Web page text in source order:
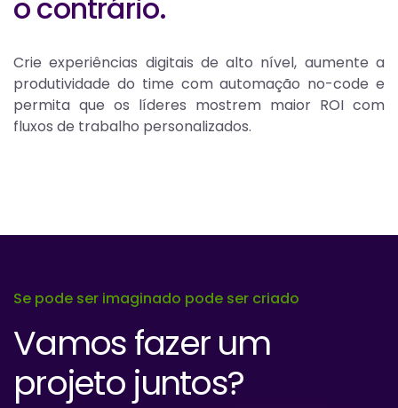
o contrário.
Crie experiências digitais de alto nível, aumente a
produtividade do time com automação no-code e
permita que os líderes mostrem maior ROI com
fluxos de trabalho personalizados.
Se pode ser imaginado pode ser criado
Vamos fazer um
projeto juntos?